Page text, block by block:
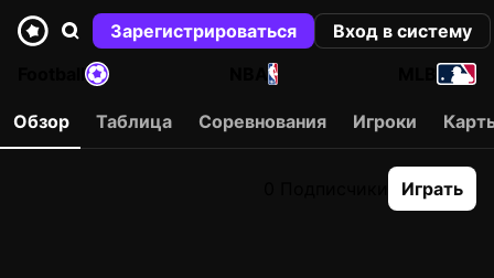
Зарегистрироваться
Вход в систему
NBA
Обзор Таблица Соревнования Игроки
Играть